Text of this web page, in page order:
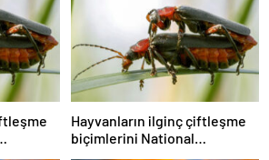
Hayvanların ilginç çiftleşme
biçimlerini National